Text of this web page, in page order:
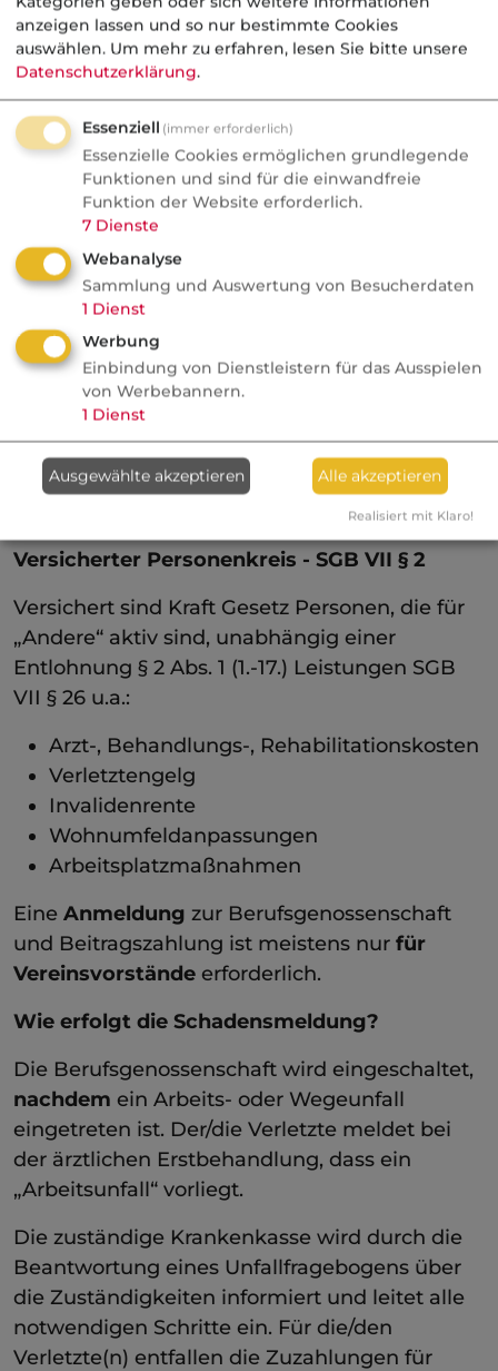
sind allehauptberuflich und ehrenamtlich
Tätigen pflichtversichert.
Diese Pflichtversicherung besteht auch für
gewählte oder berufene Vorstände von
Vereinen. Die Beitragszahlung richtet sich
nach dem Arbeitsentgelt und wird vom
Arbeitgeber / Selbständigen getragen.
DieLandwirtschaftliche
Berufsgenossenschaftkennt nur
„Pflichtmitglieder“.
Tagesschau
Krankenkassen: Weitere
Millionenverluste durch
fragwürdige Anlagen
Markt
Die beitragspflichtige Pflichtmitgliedschaft
beginnt mit der Nutzung landwirtschaftlicher
Flächen/ landwirtschaftlichen Tätigkeit. Die
Beitragshöhe richtet sich nach der
landwirtschaftlich genutzten Fläche und dem
Versicherter Personenkreis - SGB VII § 2
Versichert sind Kraft Gesetz Personen, die für
„Andere“ aktiv sind, unabhängig einer
Entlohnung § 2 Abs. 1 (1.-17.) Leistungen SGB
VII § 26 u.a.:
Arzt-, Behandlungs-, Rehabilitationskosten
Verletztengelg
Invalidenrente
Wohnumfeldanpassungen
Arbeitsplatzmaßnahmen
Eine Anmeldung zur Berufsgenossenschaft
und Beitragszahlung ist meistens nur für
Vereinsvorstände erforderlich.
Wie erfolgt die Schadensmeldung?
Die Berufsgenossenschaft wird eingeschaltet,
nachdem ein Arbeits- oder Wegeunfall
eingetreten ist. Der/die Verletzte meldet bei
der ärztlichen Erstbehandlung, dass ein
„Arbeitsunfall“ vorliegt.
Die zuständige Krankenkasse wird durch die
Beantwortung eines Unfallfragebogens über
die Zuständigkeiten informiert und leitet alle
notwendigen Schritte ein. Für die/den
Verletzte(n) entfallen die Zuzahlungen für
anzeigen lassen und so nur bestimmte Cookies
auswählen. Um mehr zu erfahren, lesen Sie bitte unsere
Datenschutzerklärung.
Essenziell (immer erforderlich)
Essenzielle Cookies ermöglichen grundlegende
Funktionen und sind für die einwandfreie
Funktion der Website erforderlich.
7 Dienste
Webanalyse
Sammlung und Auswertung von Besucherdaten
1 Dienst
Werbung
Einbindung von Dienstleistern für das Ausspielen
von Werbebannern.
1 Dienst
Ausgewählte akzeptieren Alle akzeptieren
Realisiert mit Klaro!